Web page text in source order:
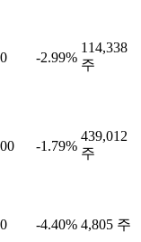
-2.99%
114,338
주
-1.79%
439,012
주
-4.40% 4,805 주